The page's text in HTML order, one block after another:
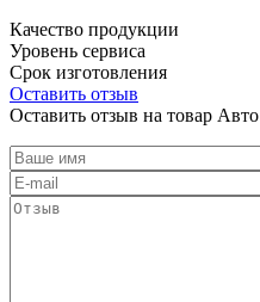
Качество продукции
Уровень сервиса
Срок изготовления
Оставить отзыв
Оставить отзыв на товар Авто